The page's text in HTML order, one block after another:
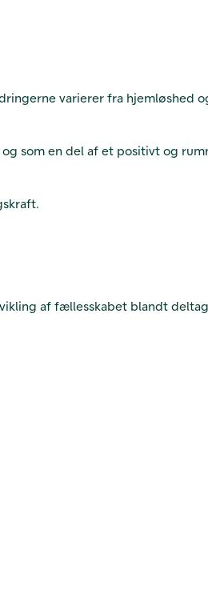
varierer fra hjemløshed
som en del af et positivt og
af fællesskabet blandt